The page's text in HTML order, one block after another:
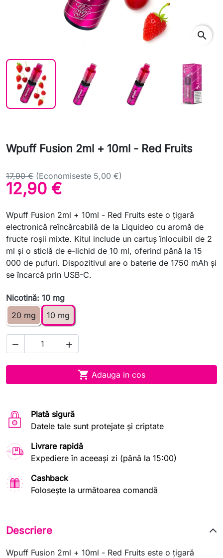
search
Wpuff Fusion 2ml + 10ml - Red Fruits
17,90 € (Economiseste 5,00 €)
12,90 €
Wpuff Fusion 2ml + 10ml - Red Fruits este o ţigară
electronică reîncărcabilă de la Liquideo cu aromă de
fructe roşii mixte. Kitul include un cartuş înlocuibil de 2
ml şi o sticlă de e-lichid de 10 ml, oferind până la 15
000 de pufuri. Dispozitivul are o baterie de 1750 mAh şi
se încarcă prin USB-C.
Nicotină: 10 mg
20 mg
10 mg
 
 Adauga in cos
Plată sigură
Datele tale sunt protejate și criptate
Livrare rapidă
Expediere în aceeași zi (până la 15:00)
Cashback
Folosește la următoarea comandă
Descriere
Wpuff Fusion 2ml + 10ml - Red Fruits este o ţigară